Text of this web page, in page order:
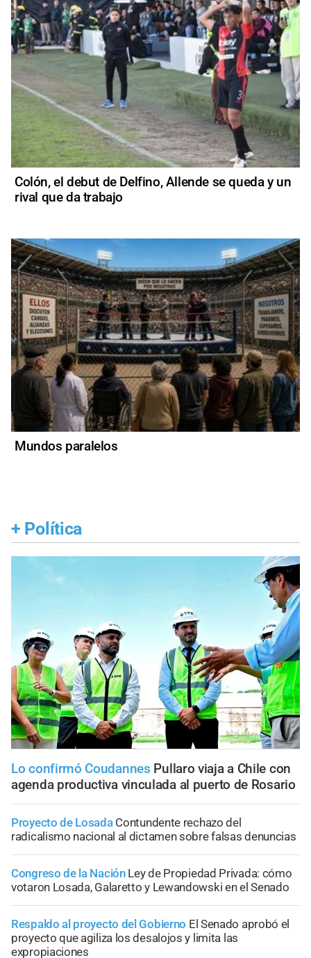
Colón, el debut de Delfino, Allende se queda y un
rival que da trabajo
Mundos paralelos
+ Política
Lo confirmó Coudannes Pullaro viaja a Chile con
agenda productiva vinculada al puerto de Rosario
Proyecto de Losada Contundente rechazo del
radicalismo nacional al dictamen sobre falsas denuncias
Congreso de la Nación Ley de Propiedad Privada: cómo
votaron Losada, Galaretto y Lewandowski en el Senado
Respaldo al proyecto del Gobierno El Senado aprobó el
proyecto que agiliza los desalojos y limita las
expropiaciones